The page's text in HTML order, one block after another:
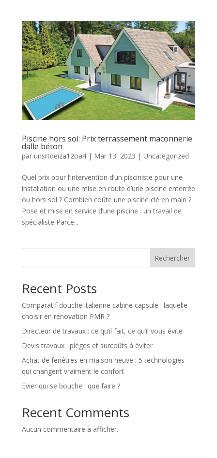
Piscine hors sol: Prix terrassement maconnerie
dalle béton
par unsrtdeiza12oa4| Mar 13, 2023 | Uncategorized
Quel prix pour l’intervention d’un pisciniste pour une
installation ou une mise en route d’une piscine enterrée
ou hors sol ? Combien coûte une piscine clé en main ?
Pose et mise en service d’une piscine : un travail de
spécialiste Parce...
Rechercher
Recent Posts
Comparatif douche italienne cabine capsule : laquelle
choisir en rénovation PMR ?
Directeur de travaux : ce qu’il fait, ce qu’il vous évite
Devis travaux : pièges et surcoûts à éviter
Achat de fenêtres en maison neuve : 5 technologies
qui changent vraiment le confort
Evier qui se bouche : que faire ?
Recent Comments
Aucun commentaire à afficher.